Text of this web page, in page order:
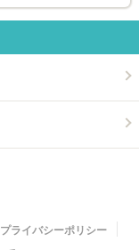
プライバシーポリシー